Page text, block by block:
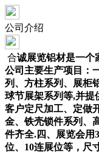
公司介绍
合诚展览铝材是一个
公司主要生产项目：
列、方柱系列、展柜
球节展架系列等,并提
客户定尺加工、定做
金、铁壳锁件系列、
件齐全.四、展览会用
位、10连展位等，尺